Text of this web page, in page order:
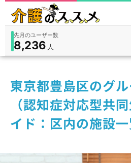
在宅9,360入所3,194
人
累計問い合わせ数
185件
東京都豊島区のグ
（認知症対応型共
イド：区内の施設